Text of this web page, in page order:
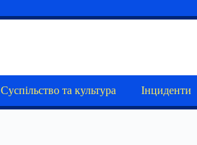
Суспільство та культура Інциденти